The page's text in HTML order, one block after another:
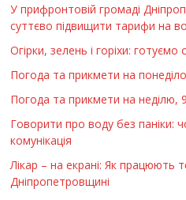
У прифронтовій громаді
суттєво підвищити тарифи на
Огірки, зелень і горіхи: готуємо
Погода та прикмети на
Погода та прикмети на неділю,
Говорити про воду без паніки:
комунікація
Лікар – на екрані: Як працюють
Дніпропетровщині